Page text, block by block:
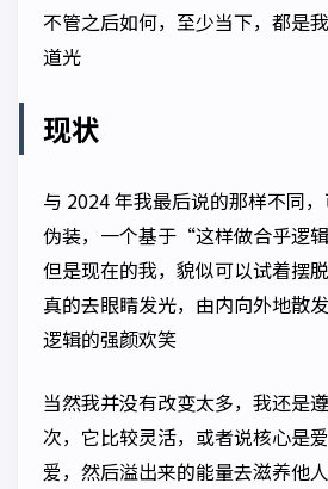
不管之后如何，至少当下，都是
道光
现状
与 2024 年我最后说的那样不同
伪装，一个基于“这样做合乎逻
但是现在的我，貌似可以试着摆
真的去眼睛发光，由内向外地散
逻辑的强颜欢笑
当然我并没有改变太多，我还是
次，它比较灵活，或者说核心是
爱，然后溢出来的能量去滋养他